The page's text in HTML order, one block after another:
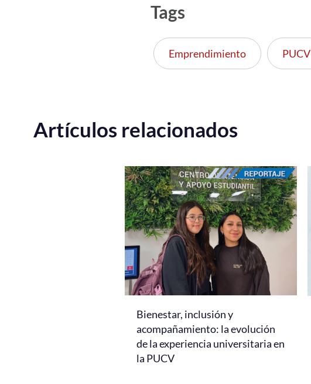
Tags
Emprendimiento PUCV
Artículos relacionados
Bienestar, inclusión y
acompañamiento: la evolución
de la experiencia universitaria en
la PUCV